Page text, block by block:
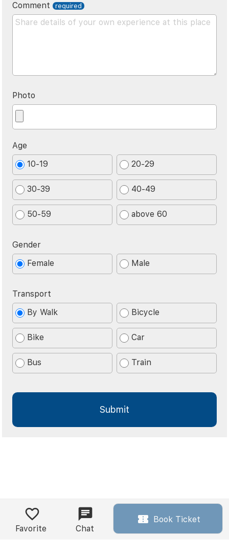
Comment
Photo
Age
10-19
20-29
30-39 40-49
50-59 above 60
Gender
Female
Male
Transport
By Walk
Bicycle
Bike Car
Bus Train
Favorite Chat
Book Ticket